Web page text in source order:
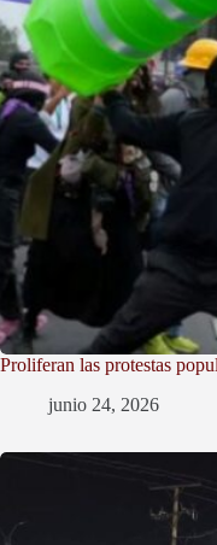
Proliferan las protestas
junio 24, 2026